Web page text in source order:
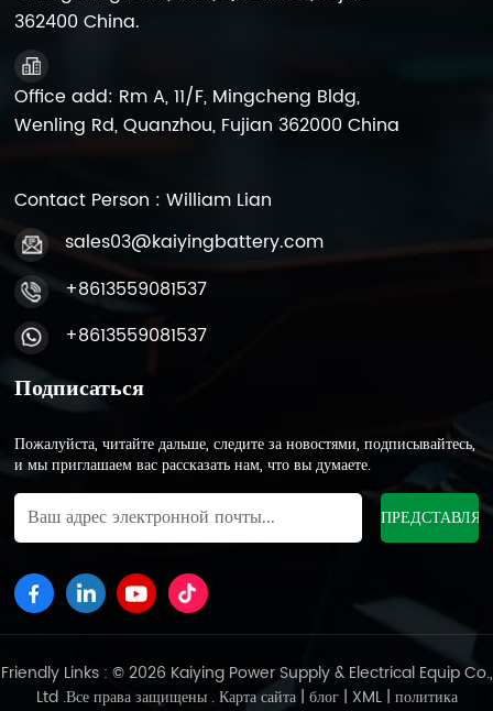
электростанция, и т. д.
электростанция, и т. д.
362400 China.
Office add: Rm A, 11/F, Mingcheng Bldg,
Wenling Rd, Quanzhou, Fujian 362000 China
Contact Person : William Lian
sales03@kaiyingbattery.com
+8613559081537
+8613559081537
Подписаться
Пожалуйста, читайте дальше, следите за новостями, подписывайтесь,
и мы приглашаем вас рассказать нам, что вы думаете.
Friendly Links : © 2026 Kaiying Power Supply & Electrical Equip Co.,
Ltd .Все права защищены .Карта сайта | блог | XML| политика